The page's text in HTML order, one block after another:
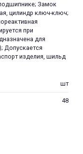
Замок
цилиндр ключ-ключ;
при
для
Допускается
изделия, шильд
шт
48
в 2 недели